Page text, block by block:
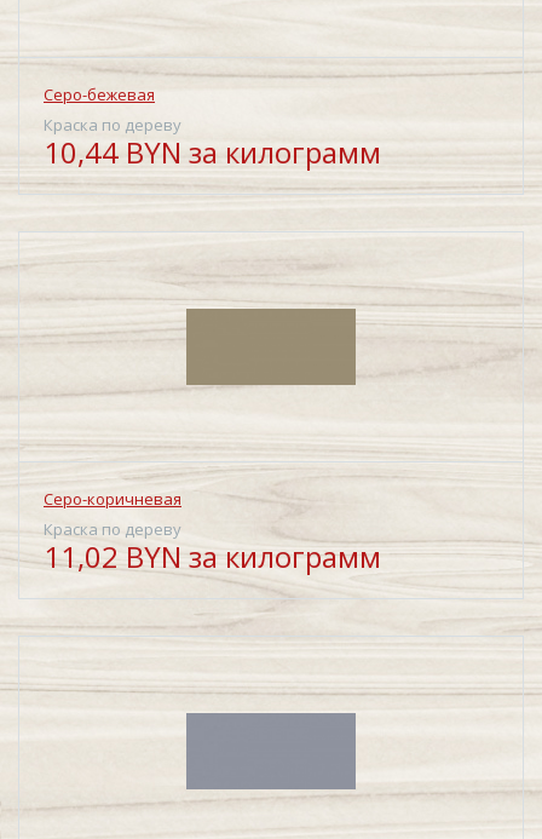
Серо-бежевая
Краска по дереву
10,44 BYN за килограмм
Серо-коричневая
Краска по дереву
11,02 BYN за килограмм